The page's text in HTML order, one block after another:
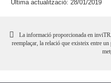
Última actualització: 28/01/2019
La informació proporcionada en
reemplaçar, la relació que existeix entre